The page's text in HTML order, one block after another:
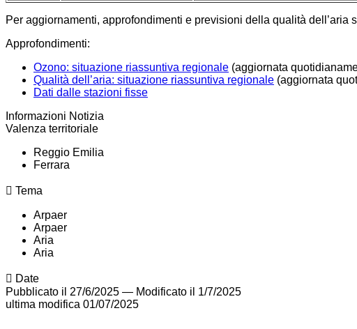
Per aggiornamenti, approfondimenti e previsioni della qualità dell’aria
Approfondimenti:
Ozono: situazione riassuntiva regionale (aggiornata
Qualità dell’aria: situazione riassuntiva regionale (aggiornata
Dati dalle stazioni fisse
Informazioni Notizia
Valenza territoriale
Reggio Emilia
Ferrara
Tema
Arpaer
Arpaer
Aria
Aria
Date
Pubblicato il 27/6/2025 — Modificato il 1/7/2025
ultima modifica 01/07/2025